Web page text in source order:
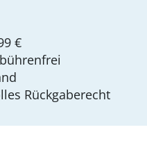
€
Rückgaberecht